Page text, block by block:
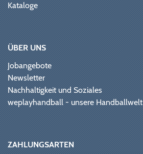
Kataloge
ÜBER UNS
Jobangebote
Newsletter
Nachhaltigkeit und Soziales
weplayhandball - unsere Handballwelt
ZAHLUNGSARTEN